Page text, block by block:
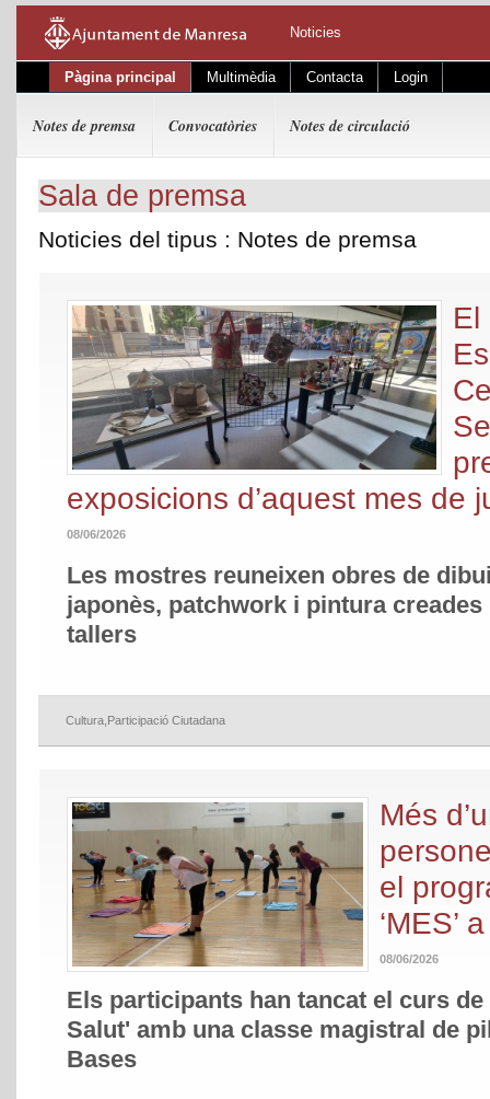
Noticies
Pàgina principal Multimèdia Contacta Login
Notes de premsa Convocatòries Notes de circulació
Sala de premsa
Noticies del tipus : Notes de premsa
El
exposicions d’aquest mes de
08/06/2026
Les mostres reuneixen obres de
japonès, patchwork i pintura
tallers
Cultura Participació Ciutadana
Més
el
‘MES’
08/06/2026
Els participants han tancat el curs
Salut' amb una classe magistral de
Bases